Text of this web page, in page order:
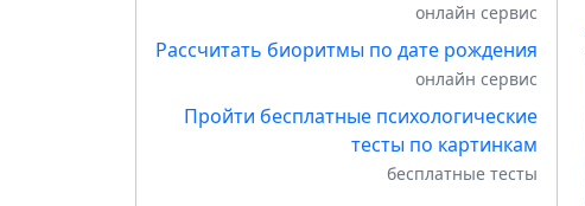
онлайн сервис
Рассчитать биоритмы по дате рождения
онлайн сервис
Пройти бесплатные психологические
тесты по картинкам
бесплатные тесты